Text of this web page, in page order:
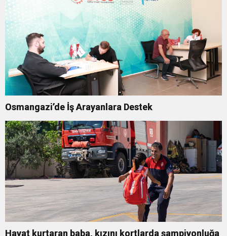
Osmangazi’de İş Arayanlara Destek
Hayat kurtaran baba, kızını kortlarda şampiyonluğa